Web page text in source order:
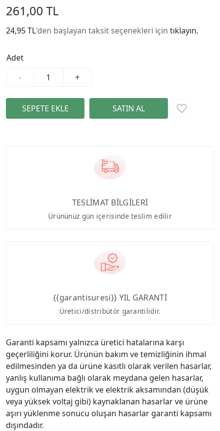
261,00 TL
24,95 TL'den başlayan taksit seçenekleri için tıklayın.
Adet
-
+
TESLİMAT BİLGİLERİ
Ürününüz gün içerisinde teslim edilir
{{garantisuresi}} YIL GARANTİ
Üretici/distribütör garantilidir.
Garanti kapsamı yalnızca üretici hatalarına karşı
geçerliliğini korur. Ürünün bakım ve temizliğinin ihmal
edilmesinden ya da ürüne kasıtlı olarak verilen hasarlar,
yanlış kullanıma bağlı olarak meydana gelen hasarlar,
uygun olmayan elektrik ve elektrik aksamından (düşük
veya yüksek voltaj gibi) kaynaklanan hasarlar ve ürüne
aşırı yüklenme sonucu oluşan hasarlar garanti kapsamı
dışındadır.